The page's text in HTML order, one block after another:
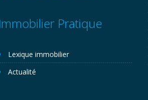
Pratique
Lexique immobilier
Actualité